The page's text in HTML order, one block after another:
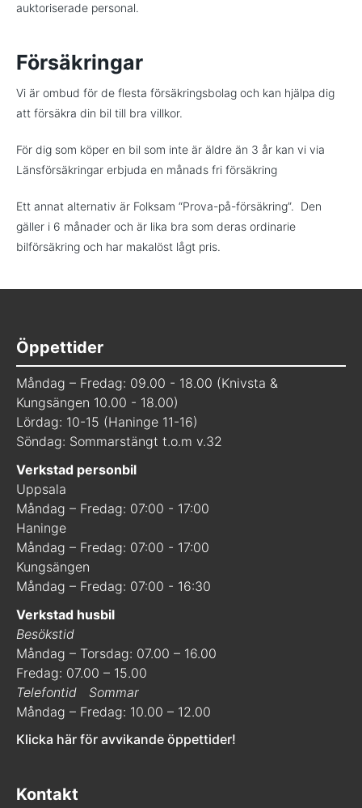
auktoriserade personal.
Försäkringar
Vi är ombud för de flesta försäkringsbolag och kan hjälpa dig
att försäkra din bil till bra villkor.
För dig som köper en bil som inte är äldre än 3 år kan vi via
Länsförsäkringar erbjuda en månads fri försäkring
Ett annat alternativ är Folksam “Prova-på-försäkring”. Den
gäller i 6 månader och är lika bra som deras ordinarie
bilförsäkring och har makalöst lågt pris.
Öppettider
Måndag – Fredag: 09.00 - 18.00 (Knivsta &
Kungsängen 10.00 - 18.00)
Lördag: 10-15 (Haninge 11-16)
Söndag: Sommarstängt t.o.m v.32
Verkstad personbil
Uppsala
Måndag – Fredag: 07:00 - 17:00
Haninge
Måndag – Fredag: 07:00 - 17:00
Kungsängen
Måndag – Fredag: 07:00 - 16:30
Verkstad husbil
Besökstid
Måndag – Torsdag: 07.00 – 16.00
Fredag: 07.00 – 15.00
Telefontid
Sommar
Måndag – Fredag: 10.00 – 12.00
Klicka här för avvikande öppettider!
Kontakt